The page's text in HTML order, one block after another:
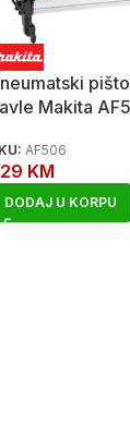
Makita
AF506
KM
DODAJ U KORPU